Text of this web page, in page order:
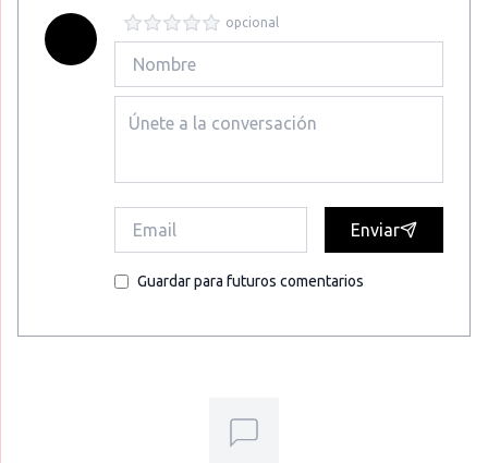
opcional
Enviar
Guardar para futuros comentarios